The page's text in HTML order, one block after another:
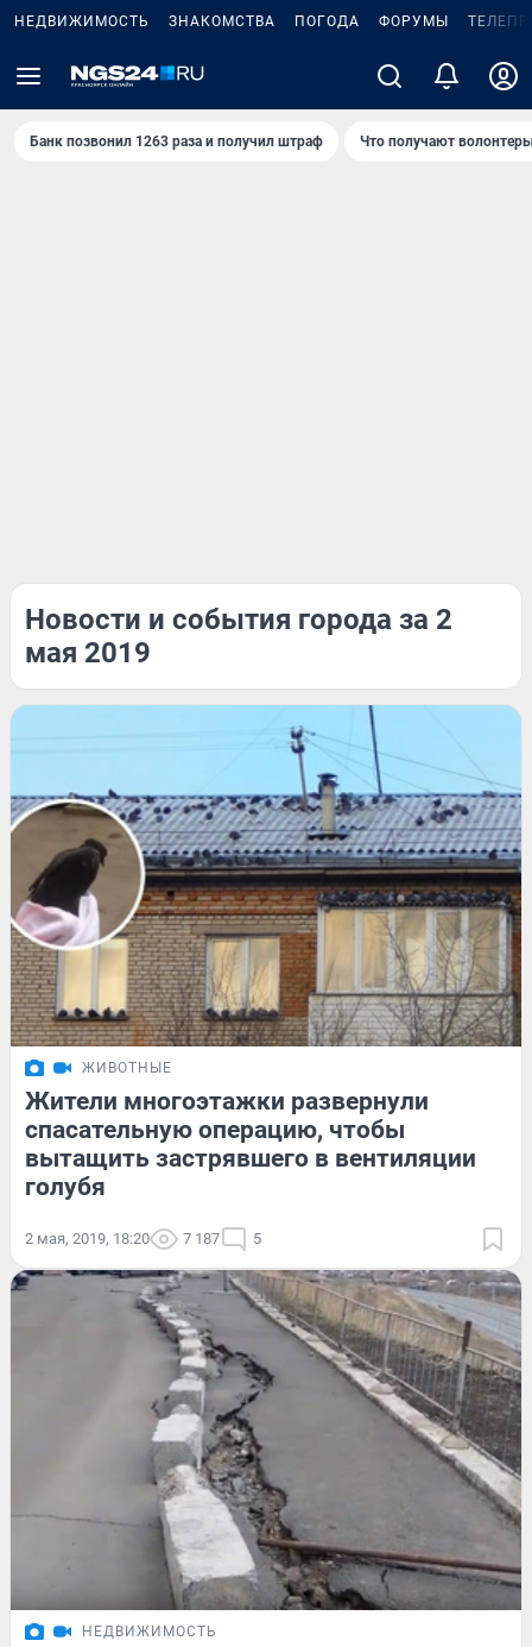
НЕДВИЖИМОСТЬ ЗНАКОМСТВА ПОГОДА ФОРУМЫ
Банк позвонил 1263 раза и получил штраф Что получают
Новости и события города за 2
мая 2019
ЖИВОТНЫЕ
Жители многоэтажки развернули
спасательную операцию, чтобы
вытащить застрявшего в вентиляции
голубя
2 мая, 2019, 18:20 7 187 5
НЕДВИЖИМОСТЬ